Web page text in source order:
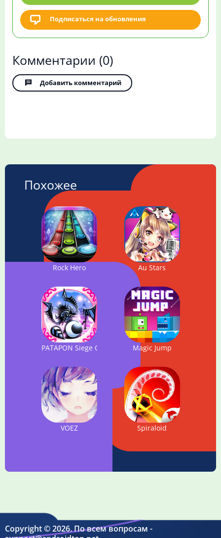
Подписаться на обновления
Комментарии (0)
Добавить комментарий
Похожее
Rock Hero Au Stars
PATAPON Siege Of WOW Magic Jump
VOEZ Spiraloid
Copyright © 2026. По всем вопросам -